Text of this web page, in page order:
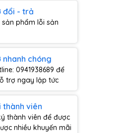
đổi - trả
phẩm lỗi sản
nhanh chóng
0941938689 để
trợ ngay lập tức
thành viên
thành viên để được
nhiều khuyến mãi